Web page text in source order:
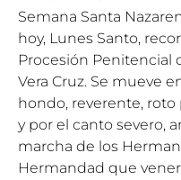
Semana Santa
hoy, Lunes Santo,
Procesión Penitencial
Vera Cruz. Se mueve
hondo, reverente,
y por el canto severo,
marcha de los
Hermandad que